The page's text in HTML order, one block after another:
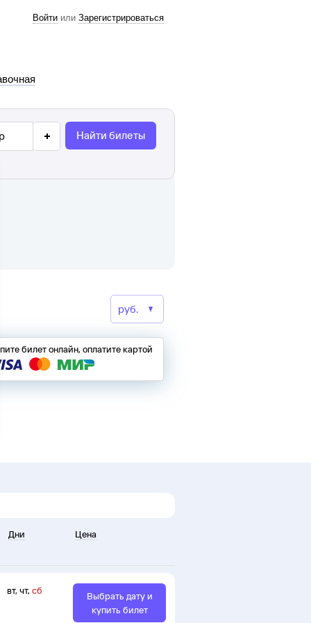
Войти или Зарегистрироваться
Найти билеты
билет онлайн, оплатите картой
Дни Цена
вт, чт, сб
Выбрать дату и
купить билет